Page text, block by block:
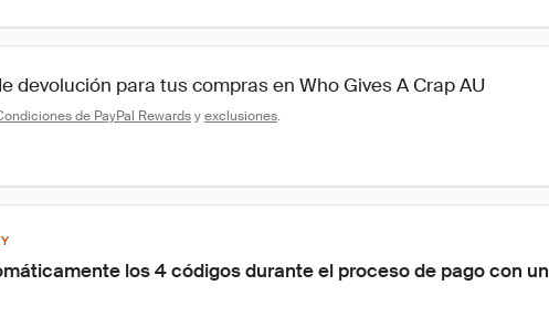
devolución para tus compras en Who Gives A Crap AU
de PayPal Rewards y exclusiones.
los 4 códigos durante el proceso de pago con un